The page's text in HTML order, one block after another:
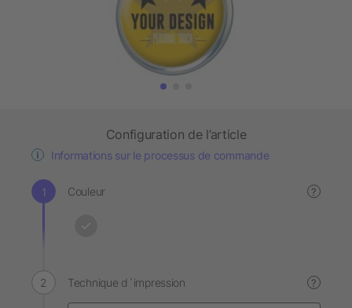
Configuration de l’article
Informations sur le processus de commande
Couleur ?
Technique d´impression ?